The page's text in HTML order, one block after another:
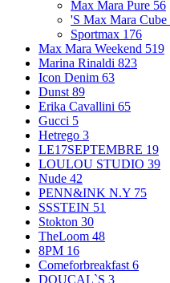
Max Mara Pure 56
'S Max Mara Cube
Sportmax 176
Max Mara Weekend 519
Marina Rinaldi 823
Icon Denim 63
Dunst 89
Erika Cavallini 65
Gucci 5
Hetrego 3
LE17SEPTEMBRE 19
LOULOU STUDIO 39
Nude 42
PENN&INK N.Y 75
SSSTEIN 51
Stokton 30
TheLoom 48
8PM 16
Comeforbreakfast 6
DOUCAL`S 3